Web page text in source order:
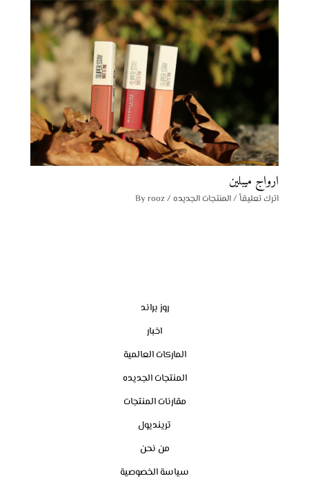
ارواج ميبلين
اترك تعليقاً/المنتجات الجديده / By
rooz
روز براند
اخبار
الماركات العالمية
المنتجات الجديده
مقارنات المنتجات
ترينديول
من نحن
سياسة الخصوصية